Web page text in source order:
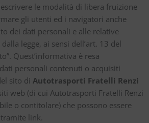
le modalità di libera fruizione
gli utenti ed i navigatori anche
dei dati personali e alle relative
legge, ai sensi dell’art. 13 del
Quest’informativa è resa
personali contenuti o acquisiti
sito di Autotrasporti Fratelli Renzi
web (di cui Autotrasporti Fratelli Renzi
o contitolare) che possono essere
link.